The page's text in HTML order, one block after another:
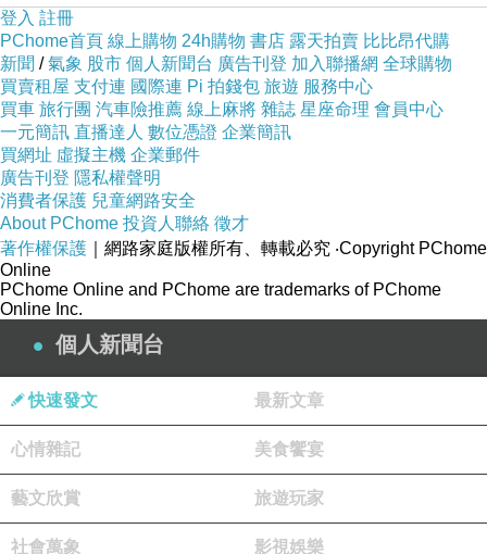
登入 註冊
PChome首頁 線上購物 24h購物 書店 露天拍賣 比比昂代購
新聞 /氣象 股市 個人新聞台 廣告刊登 加入聯播網 全球購物
買賣租屋 支付連 國際連 Pi 拍錢包 旅遊 服務中心
買車 旅行團 汽車險推薦 線上麻將 雜誌 星座命理 會員中心
一元簡訊 直播達人 數位憑證 企業簡訊
買網址 虛擬主機 企業郵件
廣告刊登 隱私權聲明
消費者保護 兒童網路安全
About PChome 投資人聯絡 徵才
著作權保護 ｜網路家庭版權所有、轉載必究 ‧Copyright PChome
Online
PChome Online and PChome are trademarks of PChome
Online Inc.
個人新聞台
快速發文 最新文章
心情雜記 美食饗宴
藝文欣賞 旅遊玩家
社會萬象 影視娛樂